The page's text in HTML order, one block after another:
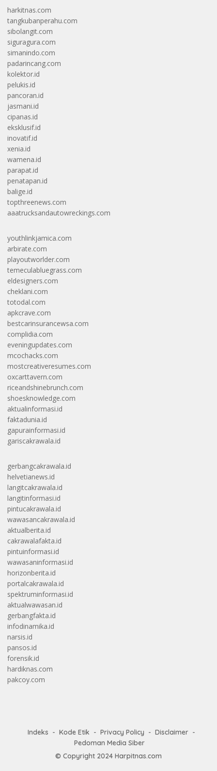
harkitnas.com
tangkubanperahu.com
sibolangit.com
siguragura.com
simanindo.com
padarincang.com
kolektor.id
pelukis.id
pancoran.id
jasmani.id
cipanas.id
eksklusif.id
inovatif.id
xenia.id
wamena.id
parapat.id
penatapan.id
balige.id
topthreenews.com
aaatrucksandautowreckings.com
youthlinkjamica.com
arbirate.com
playoutworlder.com
temeculabluegrass.com
eldesigners.com
cheklani.com
totodal.com
apkcrave.com
bestcarinsurancewsa.com
complidia.com
eveningupdates.com
mcochacks.com
mostcreativeresumes.com
oxcarttavern.com
riceandshinebrunch.com
shoesknowledge.com
aktualinformasi.id
faktadunia.id
gapurainformasi.id
gariscakrawala.id
gerbangcakrawala.id
helvetianews.id
langitcakrawala.id
langitinformasi.id
pintucakrawala.id
wawasancakrawala.id
aktualberita.id
cakrawalafakta.id
pintuinformasi.id
wawasaninformasi.id
horizonberita.id
portalcakrawala.id
spektruminformasi.id
aktualwawasan.id
gerbangfakta.id
infodinamika.id
narsis.id
pansos.id
forensik.id
hardiknas.com
pakcoy.com
Indeks Kode Etik Privacy Policy
Disclaimer
Pedoman Media Siber
© Copyright 2024 Harpitnas.com